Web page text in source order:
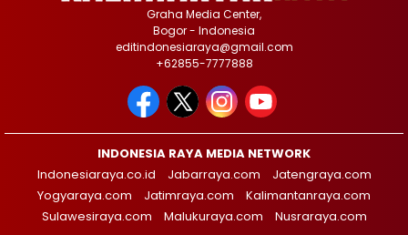
Graha Media Center,
Bogor - Indonesia
editindonesiaraya@gmail.com
+62855-7777888
INDONESIA RAYA MEDIA NETWORK
Indonesiaraya.co.id
Jabarraya.com
Jatengraya.com
Yogyaraya.com
Jatimraya.com
Kalimantanraya.com
Sulawesiraya.com
Malukuraya.com Nusraraya.com